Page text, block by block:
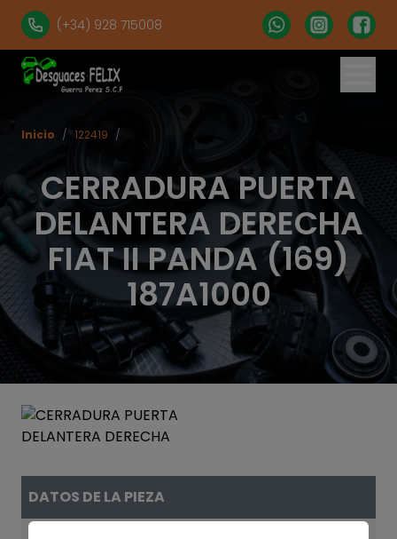
(+34) 928 715008
CERRADURA PUERTA
DELANTERA DERECHA
FIAT II PANDA (169)
187A1000
Inicio / 122419 /
DATOS DE LA PIEZA